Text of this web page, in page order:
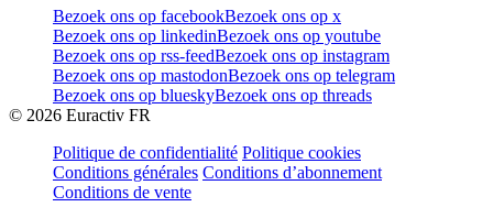
Bezoek ons op facebookBezoek ons op x
Bezoek ons op linkedinBezoek ons op youtube
Bezoek ons op rss-feedBezoek ons op instagram
Bezoek ons op mastodonBezoek ons op telegram
Bezoek ons op blueskyBezoek ons op threads
© 2026 Euractiv FR
Politique de confidentialité Politique cookies
Conditions générales Conditions d’abonnement
Conditions de vente